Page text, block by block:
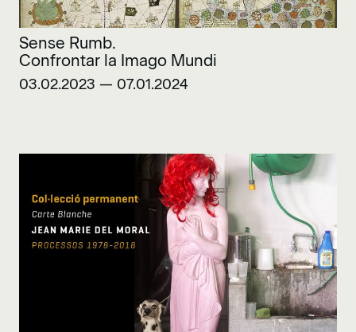
Sense Rumb.
Confrontar la Imago Mundi
03.02.2023 — 07.01.2024